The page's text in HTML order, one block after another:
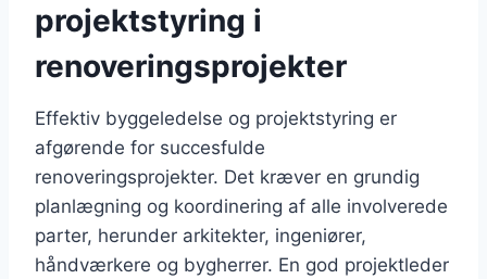
projektstyring i
renoveringsprojekter
Effektiv byggeledelse og projektstyring er
afgørende for succesfulde
renoveringsprojekter. Det kræver en grundig
planlægning og koordinering af alle involverede
parter, herunder arkitekter, ingeniører,
håndværkere og bygherrer. En god projektleder